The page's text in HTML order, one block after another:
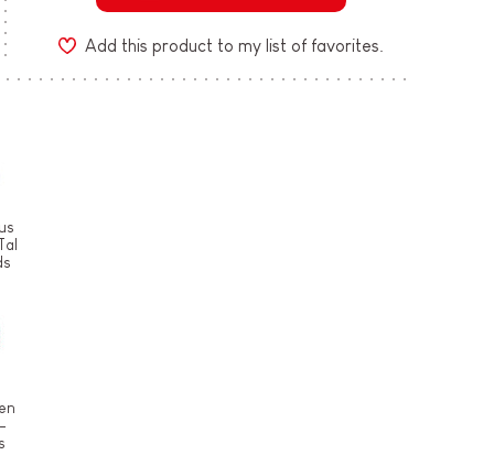
Add this product to my list of favorites.